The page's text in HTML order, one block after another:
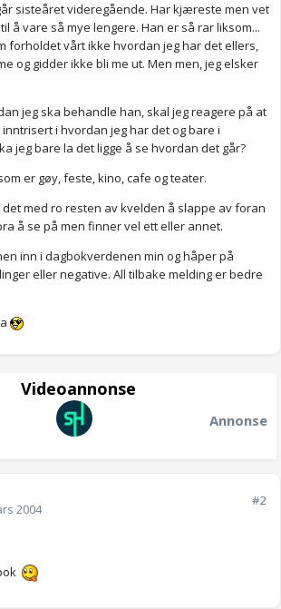
sisteåret videregående. Har kjæreste men vet
å vare så mye lengere. Han er så rar liksom...
forholdet vårt ikke hvordan jeg har det ellers,
og gidder ikke bli me ut. Men men, jeg elsker
jeg ska behandle han, skal jeg reagere på at
i hvordan jeg har det og bare i
jeg bare la det ligge å se hvordan det går?
er gøy, feste, kino, cafe og teater.
det med ro resten av kvelden å slappe av foran
å se på men finner vel ett eller annet.
inn i dagbokverdenen min og håper på
eller negative. All tilbake melding er bedre
Videoannonse
Annonse
2004
#2